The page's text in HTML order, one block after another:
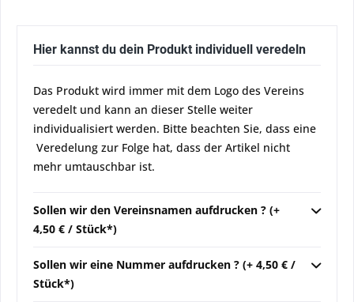
Hier kannst du dein Produkt individuell veredeln
Das Produkt wird immer mit dem Logo des Vereins
veredelt und kann an dieser Stelle weiter
individualisiert werden. Bitte beachten Sie, dass eine
Veredelung zur Folge hat, dass der Artikel nicht
mehr umtauschbar ist.
Sollen wir den Vereinsnamen aufdrucken ? (+
4,50 € / Stück*)
Sollen wir eine Nummer aufdrucken ? (+ 4,50 € /
Stück*)